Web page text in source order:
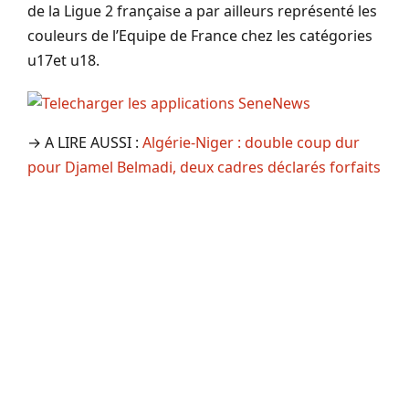
de la Ligue 2 française a par ailleurs représenté les
couleurs de l’Equipe de France chez les catégories
u17et u18.
→ A LIRE AUSSI : Algérie-Niger : double coup dur
pour Djamel Belmadi, deux cadres déclarés forfaits